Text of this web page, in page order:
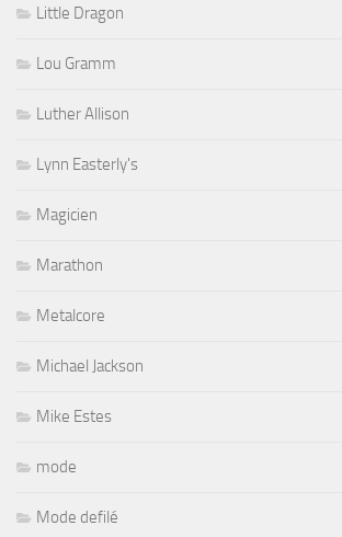
Little Dragon
Lou Gramm
Luther Allison
Lynn Easterly's
Magicien
Marathon
Metalcore
Michael Jackson
Mike Estes
mode
Mode defilé